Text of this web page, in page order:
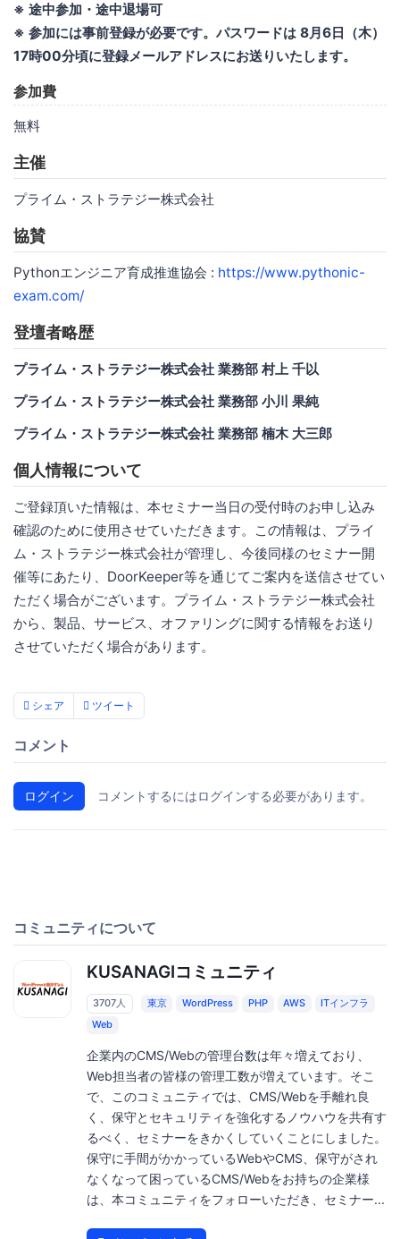
※ 途中参加・途中退場可
※ 参加には事前登録が必要です。パスワードは 8月6日（木）
17時00分頃に登録メールアドレスにお送りいたします。
参加費
無料
主催
プライム・ストラテジー株式会社
協賛
Pythonエンジニア育成推進協会 : https://www.pythonic-
exam.com/
登壇者略歴
プライム・ストラテジー株式会社 業務部 村上 千以
プライム・ストラテジー株式会社 業務部 小川 果純
プライム・ストラテジー株式会社 業務部 楠木 大三郎
個人情報について
ご登録頂いた情報は、本セミナー当日の受付時のお申し込み
確認のために使用させていただきます。この情報は、プライ
ム・ストラテジー株式会社が管理し、今後同様のセミナー開
催等にあたり、DoorKeeper等を通じてご案内を送信させてい
ただく場合がございます。プライム・ストラテジー株式会社
から、製品、サービス、オファリングに関する情報をお送り
させていただく場合があります。
シェア ツイート
コメント
ログイン コメントするにはログインする必要があります。
コミュニティについて
KUSANAGIコミュニティ
3707人 東京 WordPress PHP AWS
ITインフラ
Web
企業内のCMS/Webの管理台数は年々増えており、
Web担当者の皆様の管理工数が増えています。そこ
で、このコミュニティでは、CMS/Webを手離れ良
く、保守とセキュリティを強化するノウハウを共有す
るべく、セミナーをきかくしていくことにしました。
保守に手間がかかっているWebやCMS、保守がされ
なくなって困っているCMS/Webをお持ちの企業様
は、本コミュニティをフォローいただき、セミナー...